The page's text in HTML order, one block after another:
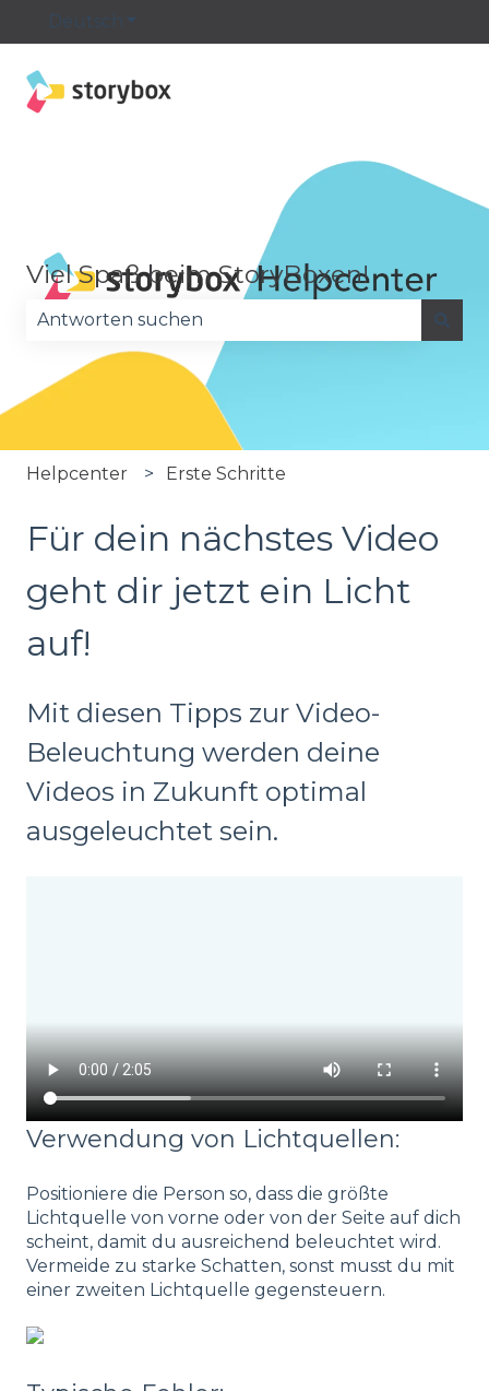
Deutsch Untermenü für Übersetzungen
Viel Spaß beim StoryBoxen!
Es gibt keine Vorschläge, da das Suchfeld leer
Helpcenter Erste Schritte
Für dein nächstes Video
geht dir jetzt ein Licht
auf!
Mit diesen Tipps zur Video-
Beleuchtung werden deine
Videos in Zukunft optimal
ausgeleuchtet sein.
Verwendung von Lichtquellen:
Positioniere die Person so, dass die größte
Lichtquelle von vorne oder von der Seite auf dich
scheint, damit du ausreichend beleuchtet wird.
Vermeide zu starke Schatten, sonst musst du mit
einer zweiten Lichtquelle gegensteuern.